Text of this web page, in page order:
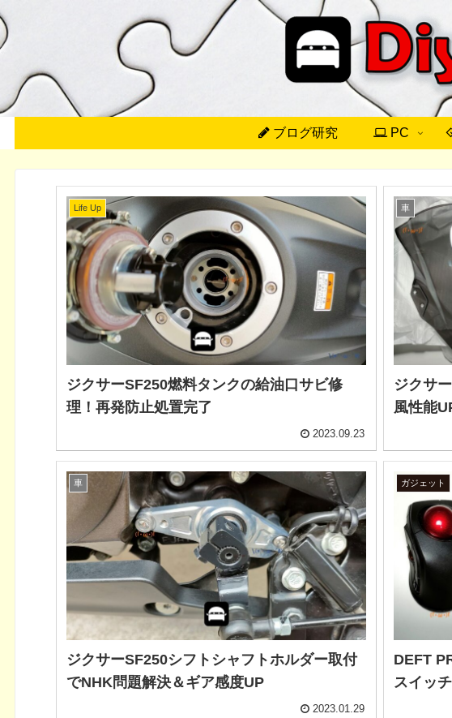
ブログ研究 PC
Life Up
ジクサーSF250燃料タンクの給油口サビ修
理！再発防止処置完了
2023.09.23
車
ジクサ
風性能
車
ジクサーSF250シフトシャフトホルダー取付
でNHK問題解決＆ギア感度UP
2023.01.29
ガジェット
DEFT
スイッ